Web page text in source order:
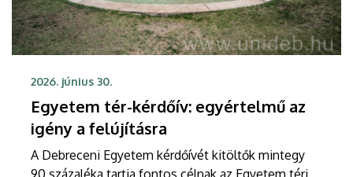
2026. június 30.
Egyetem tér-kérdőív: egyértelmű az
igény a felújításra
A Debreceni Egyetem kérdőívét kitöltők mintegy
90 százaléka tartja fontos célnak az Egyetem téri